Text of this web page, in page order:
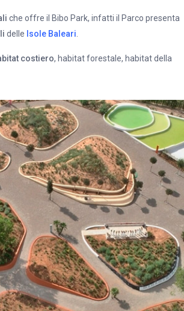
che offre il Bibo Park, infatti il Parco presenta
delle Isole Baleari
costiero, habitat forestale, habitat della